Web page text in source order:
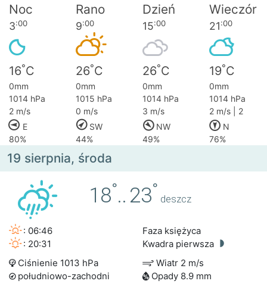
Noc Rano Dzień Wieczór
3:00 9:00 15:00 21:00
16°C 26°C 26°C 19°C
0mm 0mm 0mm
0mm
1014 hPa
1015 hPa 1014 hPa
1014 hPa
2 m/s
0 m/s 3 m/s
2 m/s | 2
E
SW NW
N
80%
44% 49% 76%
19 sierpnia, środa
18°.. 23°
deszcz
: 06:46
: 20:31
Faza księżyca
Kwadra pierwsza
Ciśnienie 1013 hPa
Wiatr 2 m/s
południowo-zachodni
Opady 8.9 mm